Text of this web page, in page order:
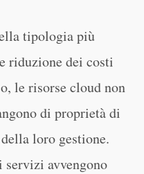
tipologia più
riduzione dei costi
le risorse cloud non
di proprietà di
loro gestione.
servizi avvengono